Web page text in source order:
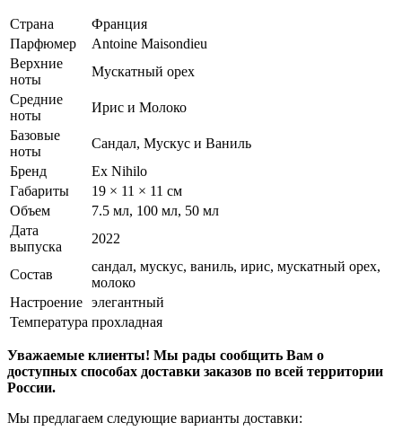
Страна
Франция
Парфюмер
Antoine Maisondieu
Верхние
ноты
Мускатный орех
Средние
ноты
Ирис и Молоко
Базовые
ноты
Сандал, Мускус и Ваниль
Бренд
Ex Nihilo
Габариты
19 × 11 × 11 см
Объем
7.5 мл, 100 мл, 50 мл
Дата
выпуска
2022
Состав
сандал, мускус, ваниль, ирис, мускатный орех,
молоко
Настроение элегантный
Температура прохладная
Уважаемые клиенты! Мы рады сообщить Вам о
доступных способах доставки заказов по всей территории
России.
Мы предлагаем следующие варианты доставки: